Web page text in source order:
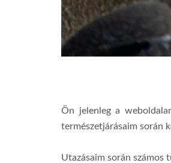
Ön jelenleg a
természetjárásaim során
Utazásaim során